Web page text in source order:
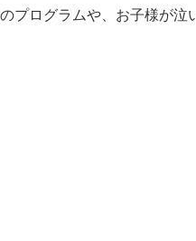
プログラムや、お子様が泣